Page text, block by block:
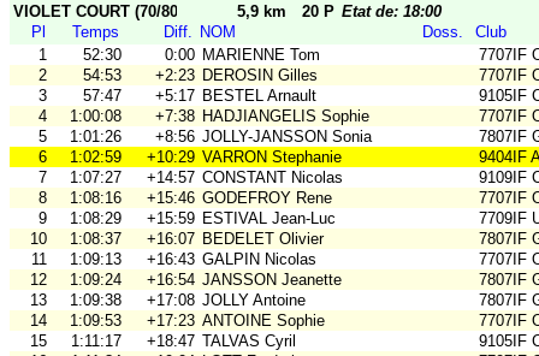
VIOLET COURT (70/80) 5,9 km 20 P Etat de: 18:00
Pl
Temps Diff. NOM Doss.
Club
1
52:30 0:00 MARIENNE Tom
7707IF
2
54:53 +2:23 DEROSIN Gilles
7707IF
3
57:47 +5:17 BESTEL Arnault
9105IF
4
1:00:08 +7:38 HADJIANGELIS Sophie
7707IF
5
1:01:26 +8:56 JOLLY-JANSSON Sonia
7807IF
6
1:02:59 +10:29 VARRON Stephanie
9404IF
7
1:07:27 +14:57 CONSTANT Nicolas
9109IF
8
1:08:16 +15:46 GODEFROY Rene
7707IF
9
1:08:29 +15:59 ESTIVAL Jean-Luc
7709IF
10
1:08:37 +16:07 BEDELET Olivier
7807IF
11
1:09:13 +16:43 GALPIN Nicolas
7707IF
12
1:09:24 +16:54 JANSSON Jeanette
7807IF
13
1:09:38 +17:08 JOLLY Antoine
7807IF
14
1:09:53 +17:23 ANTOINE Sophie
7707IF
15
1:11:17 +18:47 TALVAS Cyril
9105IF